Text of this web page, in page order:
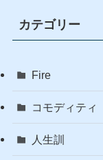
カテゴリー
Fire
コモディティ
人生訓